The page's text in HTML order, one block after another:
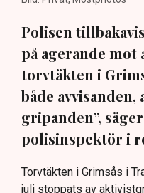
Polisen
på agerande
torvtäkten i
både avvisanden,
gripanden”,
polisinspektör i
Torvtäkten i Grimsås i
juli stoppats av